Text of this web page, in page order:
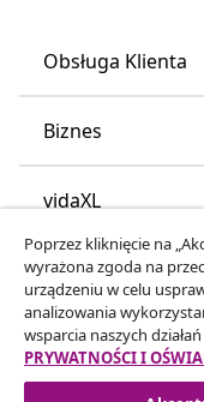
Obsługa Klienta
Biznes
vidaXL
Odkryj więcej
Poprzez kliknięcie na
wyrażona zgoda na
urządzeniu w celu
analizowania
wsparcia naszych
PRYWATNOŚCI I